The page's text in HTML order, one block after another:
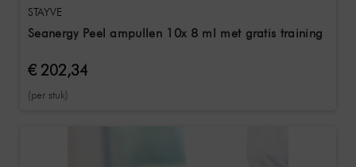
STAYVE
Seanergy Peel ampullen 10x 8 ml met gratis training
€ 202,34
(per stuk)